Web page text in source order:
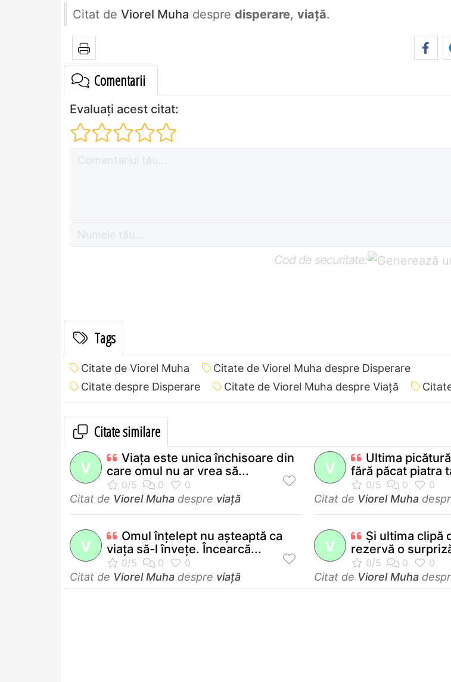
Citat de Viorel Muha despre disperare, viață.
Comentarii
Evaluați acest citat:
Cod de securitate:
Tags
Citate de Viorel Muha
Citate de Viorel Muha despre Disperare
Citate despre Disperare
Citate de Viorel Muha despre Viață
Citate similare
V
Viaţa este unica închisoare din
care omul nu ar vrea să...
Citat de Viorel Muha despre viață
V
Ultima
fără păcat piatra
Citat de Viorel Muha
V
Omul înţelept nu aşteaptă ca
viaţa să-l înveţe. Încearcă...
Citat de Viorel Muha despre viață
V
Şi ultima clipă
rezervă o
Citat de Viorel Muha